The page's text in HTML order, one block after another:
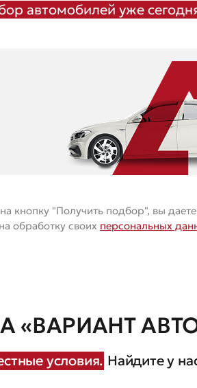
автомобилей уже
кнопку "Получить подбор", вы даете
обработку своих персональных
«ВАРИАНТ
условия. Найдите у